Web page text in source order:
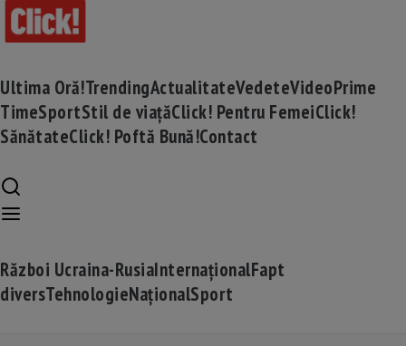
Ultima Oră!TrendingActualitateVedeteVideoPrime
TimeSportStil de viațăClick! Pentru FemeiClick!
SănătateClick! Poftă Bună!Contact
Război Ucraina-RusiaInternaționalFapt
diversTehnologieNaționalSport